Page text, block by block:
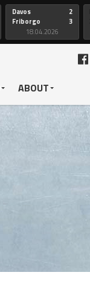
Davos
Friborgo
2
3
18.04.2026
ABOUT